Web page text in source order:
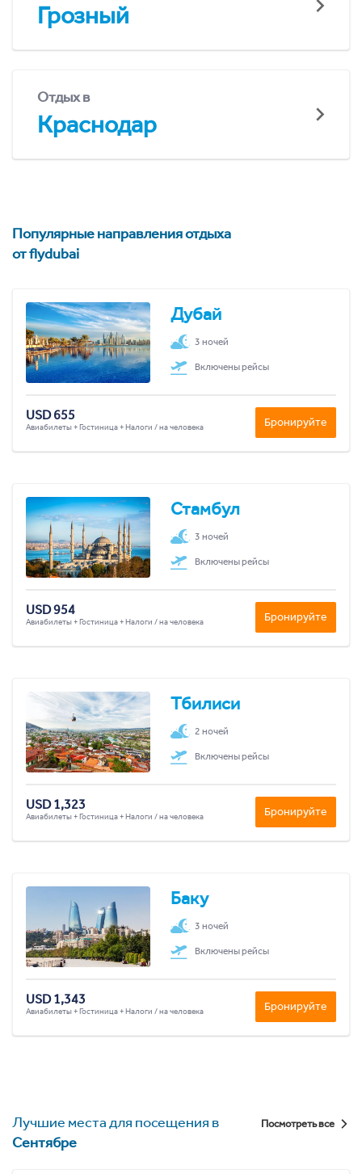
Грозный
Отдых в
Краснодар
Популярные направления отдыха
от flydubai
Дубай
3 ночей
Включены рейсы
USD 655
Авиабилеты + Гостиница + Налоги / на человека Бронируйте
Стамбул
3 ночей
Включены рейсы
USD 954
Авиабилеты + Гостиница + Налоги / на человека Бронируйте
Тбилиси
2 ночей
Включены рейсы
USD 1,323
Авиабилеты + Гостиница + Налоги / на человека Бронируйте
Баку
3 ночей
Включены рейсы
USD 1,343
Авиабилеты + Гостиница + Налоги / на человека Бронируйте
Лучшие места для посещения в
Сентябре
Посмотреть все